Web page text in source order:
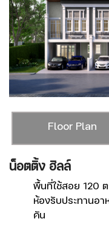
น็อตติ้ง ฮิลล์
พื้นที่ใช้สอย 120
ห้องรับประทานอา
คัน
Floor Plan